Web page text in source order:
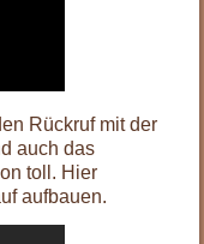
Rückruf mit der
auch das
toll. Hier
aufbauen.